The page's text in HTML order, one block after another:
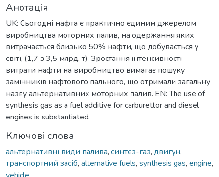
Анотація
UK: Сьогодні нафта є практично єдиним джерелом
виробництва моторних палив, на одержання яких
витрачається близько 50% нафти, що добувається у
світі, (1,7 з 3,5 млрд. т). Зростання інтенсивності
витрати нафти на виробництво вимагає пошуку
замінників нафтового пального, що отримали загальну
назву альтернативних моторних палив. EN: The use of
synthesis gas as a fuel additive for carburettor and diesel
engines is substantiated.
Ключові слова
альтернативні види палива, синтез-газ, двигун,
транспортний засіб, alternative fuels, synthesis gas, engine,